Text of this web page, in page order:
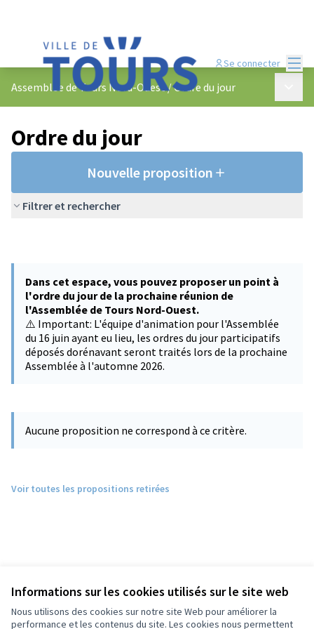
Informations sur les cookies utilisés sur le site web
Nous utilisons des cookies sur notre site Web pour améliorer la
performance et les contenus du site. Les cookies nous permettent
Se connecter
Assemblée de Tours Nord-Ouest/Ordre du jour
Ordre du jour
Nouvelle proposition
Filtrer et rechercher
Dans cet espace, vous pouvez proposer un point à
l'ordre du jour de la prochaine réunion de
l'Assemblée de Tours Nord-Ouest.
⚠️ Important: L'équipe d'animation pour l'Assemblée
du 16 juin ayant eu lieu, les ordres du jour participatifs
déposés dorénavant seront traités lors de la prochaine
Assemblée à l'automne 2026.
Aucune proposition ne correspond à ce critère.
Voir toutes les propositions retirées